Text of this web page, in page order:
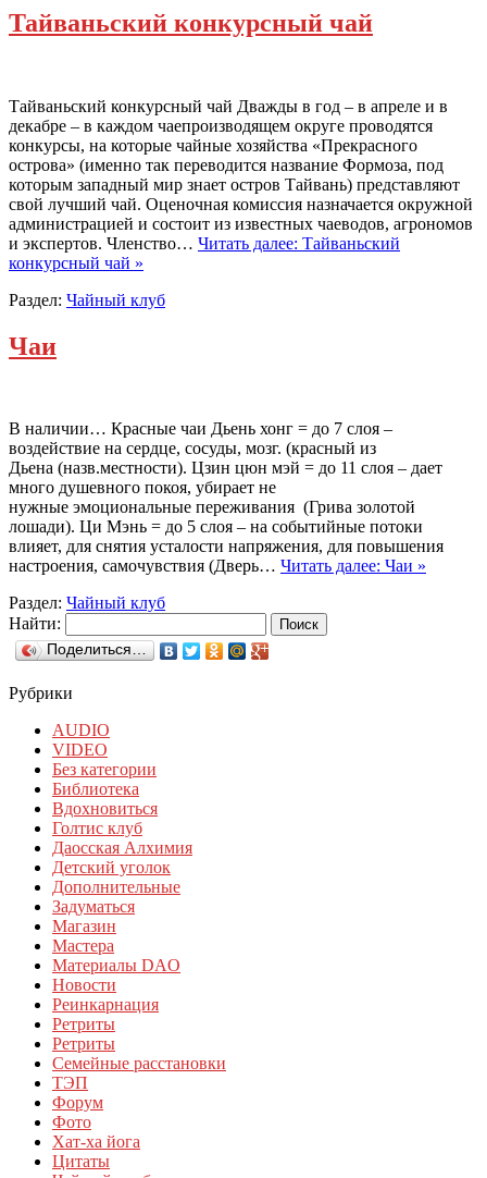
Тайваньский конкурсный чай
Тайваньский конкурсный чай Дважды в год – в апреле и в
декабре – в каждом чаепроизводящем округе проводятся
конкурсы, на которые чайные хозяйства «Прекрасного
острова» (именно так переводится название Формоза, под
которым западный мир знает остров Тайвань) представляют
свой лучший чай. Оценочная комиссия назначается окружной
администрацией и состоит из известных чаеводов, агрономов
и экспертов. Членство… Читать далее: Тайваньский
конкурсный чай »
Раздел: Чайный клуб
Чаи
В наличии… Красные чаи Дьень хонг = до 7 слоя –
воздействие на сердце, сосуды, мозг. (красный из
Дьена (назв.местности). Цзин цюн мэй = до 11 слоя – дает
много душевного покоя, убирает не
нужные эмоциональные переживания (Грива золотой
лошади). Ци Мэнь = до 5 слоя – на событийные потоки
влияет, для снятия усталости напряжения, для повышения
настроения, самочувствия (Дверь… Читать далее: Чаи »
Раздел: Чайный клуб
Найти:
Поделиться…
Рубрики
AUDIO
VIDEO
Без категории
Библиотека
Вдохновиться
Голтис клуб
Даосская Алхимия
Детский уголок
Дополнительные
Задуматься
Магазин
Мастера
Материалы DAO
Новости
Реинкарнация
Ретриты
Ретриты
Семейные расстановки
ТЭП
Форум
Фото
Хат-ха йога
Цитаты